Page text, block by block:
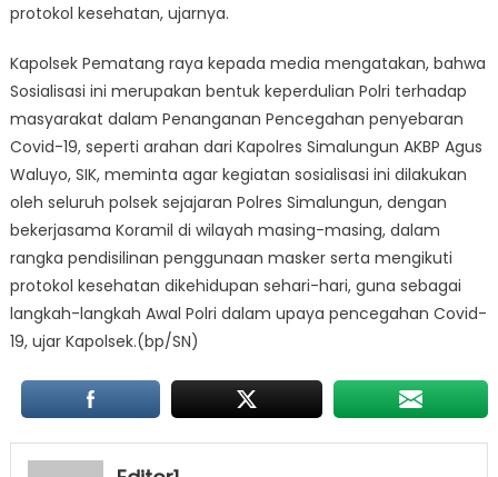
protokol kesehatan, ujarnya.
Kapolsek Pematang raya kepada media mengatakan, bahwa
Sosialisasi ini merupakan bentuk keperdulian Polri terhadap
masyarakat dalam Penanganan Pencegahan penyebaran
Covid-19, seperti arahan dari Kapolres Simalungun AKBP Agus
Waluyo, SIK, meminta agar kegiatan sosialisasi ini dilakukan
oleh seluruh polsek sejajaran Polres Simalungun, dengan
bekerjasama Koramil di wilayah masing-masing, dalam
rangka pendisilinan penggunaan masker serta mengikuti
protokol kesehatan dikehidupan sehari-hari, guna sebagai
langkah-langkah Awal Polri dalam upaya pencegahan Covid-
19, ujar Kapolsek.(bp/SN)